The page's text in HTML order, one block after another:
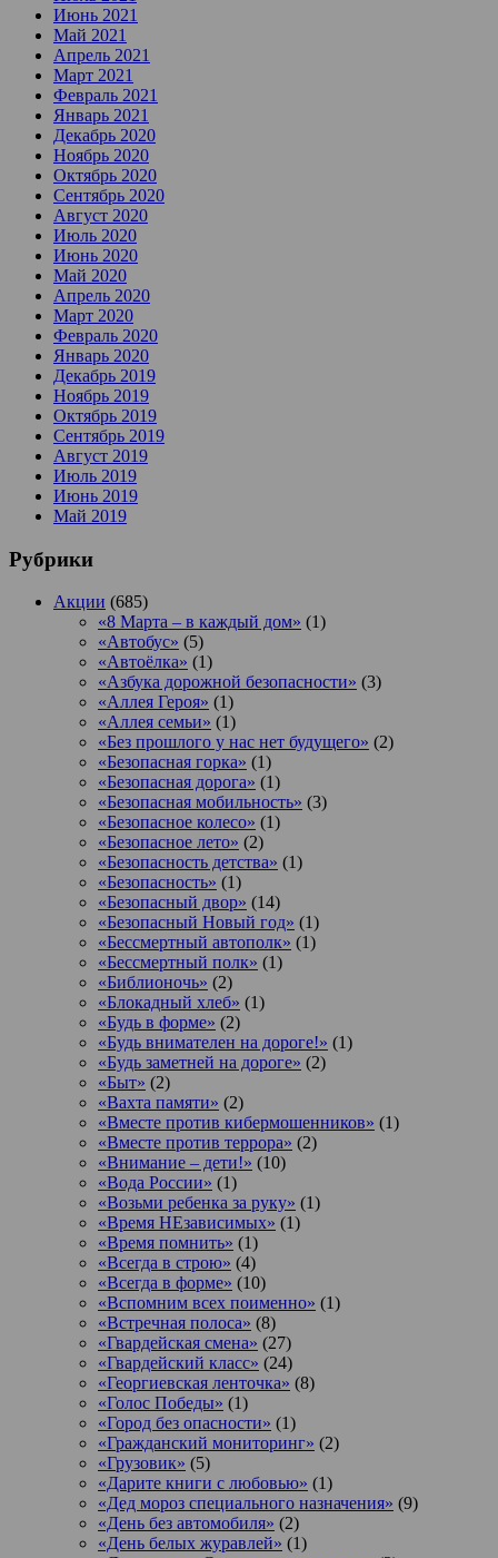
Июнь 2021
Май 2021
Апрель 2021
Март 2021
Февраль 2021
Январь 2021
Декабрь 2020
Ноябрь 2020
Октябрь 2020
Сентябрь 2020
Август 2020
Июль 2020
Июнь 2020
Май 2020
Апрель 2020
Март 2020
Февраль 2020
Январь 2020
Декабрь 2019
Ноябрь 2019
Октябрь 2019
Сентябрь 2019
Август 2019
Июль 2019
Июнь 2019
Май 2019
Рубрики
Акции (685)
«8 Марта – в каждый дом» (1)
«Автобус» (5)
«Автоёлка» (1)
«Азбука дорожной безопасности» (3)
«Аллея Героя» (1)
«Аллея семьи» (1)
«Без прошлого у нас нет будущего» (2)
«Безопасная горка» (1)
«Безопасная дорога» (1)
«Безопасная мобильность» (3)
«Безопасное колесо» (1)
«Безопасное лето» (2)
«Безопасность детства» (1)
«Безопасность» (1)
«Безопасный двор» (14)
«Безопасный Новый год» (1)
«Бессмертный автополк» (1)
«Бессмертный полк» (1)
«Библионочь» (2)
«Блокадный хлеб» (1)
«Будь в форме» (2)
«Будь внимателен на дороге!» (1)
«Будь заметней на дороге» (2)
«Быт» (2)
«Вахта памяти» (2)
«Вместе против кибермошенников» (1)
«Вместе против террора» (2)
«Внимание – дети!» (10)
«Вода России» (1)
«Возьми ребенка за руку» (1)
«Время НЕзависимых» (1)
«Время помнить» (1)
«Всегда в строю» (4)
«Всегда в форме» (10)
«Вспомним всех поименно» (1)
«Встречная полоса» (8)
«Гвардейская смена» (27)
«Гвардейский класс» (24)
«Георгиевская ленточка» (8)
«Голос Победы» (1)
«Город без опасности» (1)
«Гражданский мониторинг» (2)
«Грузовик» (5)
«Дарите книги с любовью» (1)
«Дед мороз специального назначения» (9)
«День без автомобиля» (2)
«День белых журавлей» (1)